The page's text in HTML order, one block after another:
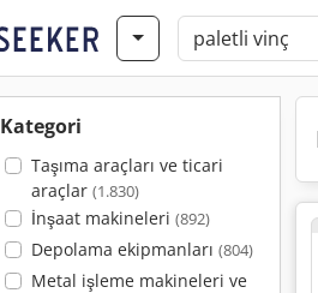
Kategori
Taşıma araçları ve ticari
araçlar (1.830)
İnşaat makineleri (892)
Depolama ekipmanları (804)
Metal işleme makineleri ve